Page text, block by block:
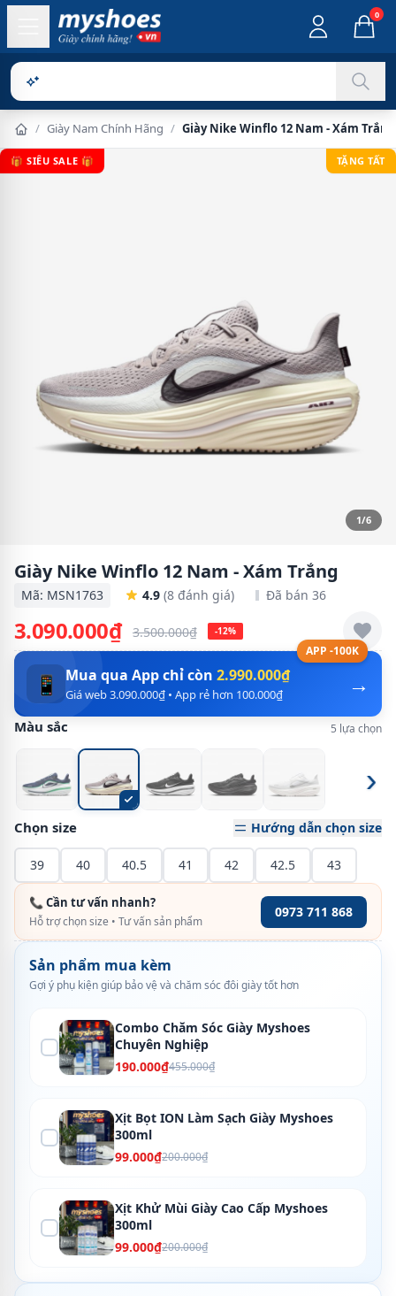
0
Sản phẩm ch
/ Giày Nam Chính Hãng / Giày Nike Winflo 12 Nam - Xám Trắng
🎁 SIÊU SALE 🎁 TẶNG TẤT
1/6
Giày Nike Winflo 12 Nam - Xám Trắng
Mã: MSN1763 4.9 (8 đánh giá) Đã bán 36
3.090.000₫ 3.500.000₫ -12%
APP -100K
→
📱 Mua qua App chỉ còn 2.990.000₫
Giá web 3.090.000₫ • App rẻ hơn 100.000₫
Màu sắc 5 lựa chọn
›
Chọn size Hướng dẫn chọn size
39 40 40.5 41 42 42.5 43
📞 Cần tư vấn nhanh?
Hỗ trợ chọn size • Tư vấn sản phẩm
0973 711 868
Sản phẩm mua kèm
Gợi ý phụ kiện giúp bảo vệ và chăm sóc đôi giày tốt hơn
Combo Chăm Sóc Giày Myshoes
Chuyên Nghiệp
190.000₫455.000₫
Xịt Bọt ION Làm Sạch Giày Myshoes
300ml
99.000₫200.000₫
Xịt Khử Mùi Giày Cao Cấp Myshoes
300ml
99.000₫200.000₫